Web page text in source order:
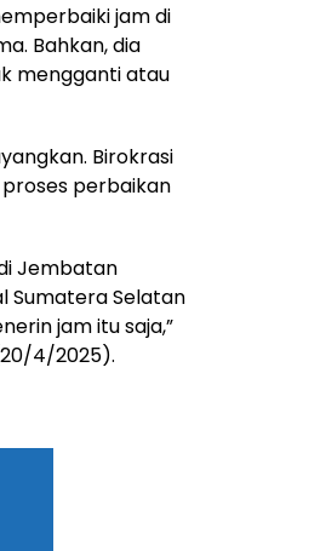
jam di
Bahkan, dia
mengganti atau
Birokrasi
perbaikan
Jembatan
Sumatera Selatan
jam itu saja,”
4/2025).